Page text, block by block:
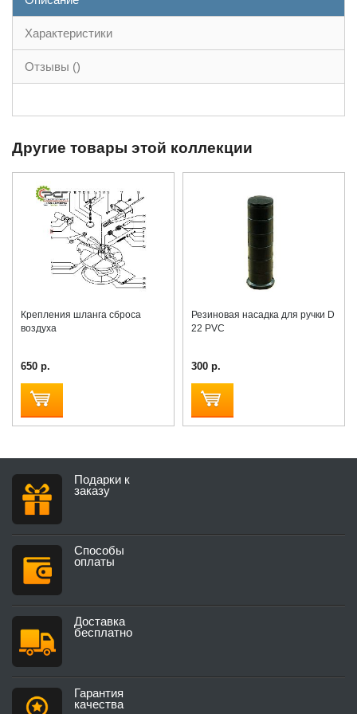
Характеристики
Отзывы ()
Другие товары этой коллекции
Крепления шланга сброса
воздуха
650 р.
Резиновая насадка для ручки D
22 PVC
300 р.
Подарки к
заказу
Способы
оплаты
Доставка
бесплатно
Гарантия
качества